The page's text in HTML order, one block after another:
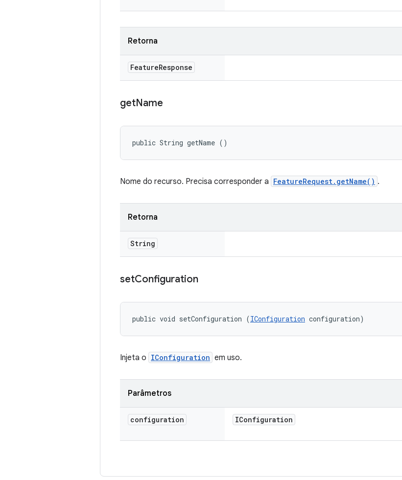
Retorna
FeatureResponse
getName
public String getName ()
Nome do recurso. Precisa corresponder a FeatureRequest.getName() .
Retorna
String
setConfiguration
public void setConfiguration (IConfiguration configuration)
Injeta o IConfiguration em uso.
Parâmetros
configuration IConfiguration